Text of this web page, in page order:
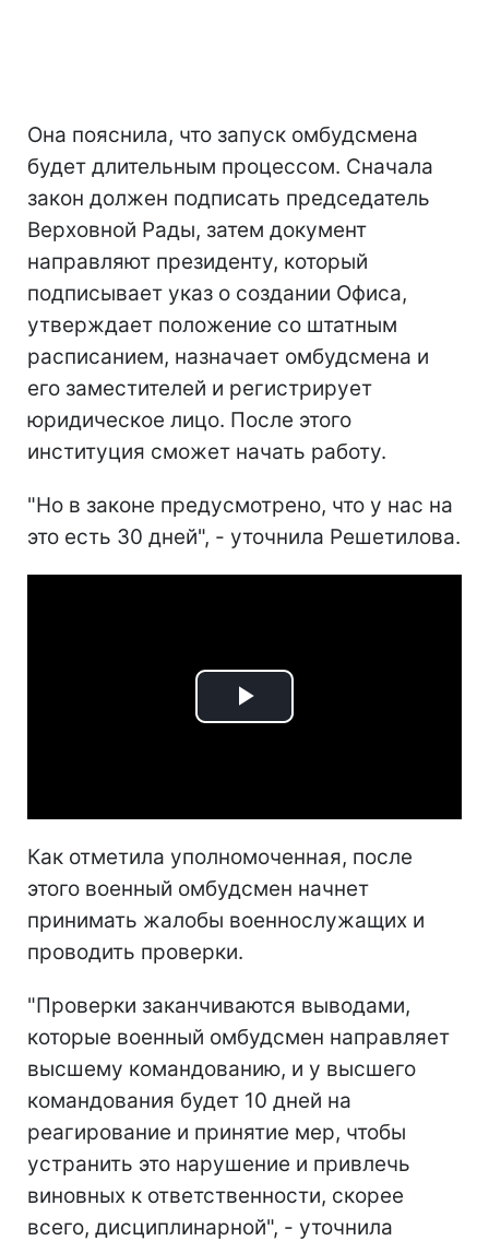
Она пояснила, что запуск омбудсмена
будет длительным процессом. Сначала
закон должен подписать председатель
Верховной Рады, затем документ
направляют президенту, который
подписывает указ о создании Офиса,
утверждает положение со штатным
расписанием, назначает омбудсмена и
его заместителей и регистрирует
юридическое лицо. После этого
институция сможет начать работу.
"Но в законе предусмотрено, что у нас на
это есть 30 дней", - уточнила Решетилова.
Play
Как отметила уполномоченная, после
этого военный омбудсмен начнет
принимать жалобы военнослужащих и
проводить проверки.
"Проверки заканчиваются выводами,
которые военный омбудсмен направляет
высшему командованию, и у высшего
командования будет 10 дней на
реагирование и принятие мер, чтобы
устранить это нарушение и привлечь
виновных к ответственности, скорее
всего, дисциплинарной", - уточнила